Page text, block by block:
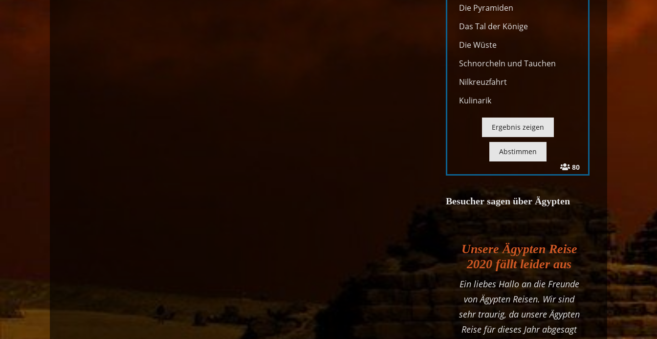
80
Die Pyramiden
Das Tal der Könige
Die Wüste
Schnorcheln und Tauchen
Nilkreuzfahrt
Kulinarik
Besucher sagen über Ägypten
Unsere Ägypten Reise
2020 fällt leider aus
Ein liebes Hallo an die Freunde
von Ägypten Reisen. Wir sind
sehr traurig, da unsere Ägypten
Reise für dieses Jahr abgesagt